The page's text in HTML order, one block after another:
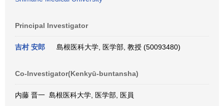
Principal Investigator
吉村 安郎 島根医科大学, 医学部, 教授 (50093480)
Co-Investigator(Kenkyū-buntansha)
内藤 晋一 島根医科大学, 医学部, 医員